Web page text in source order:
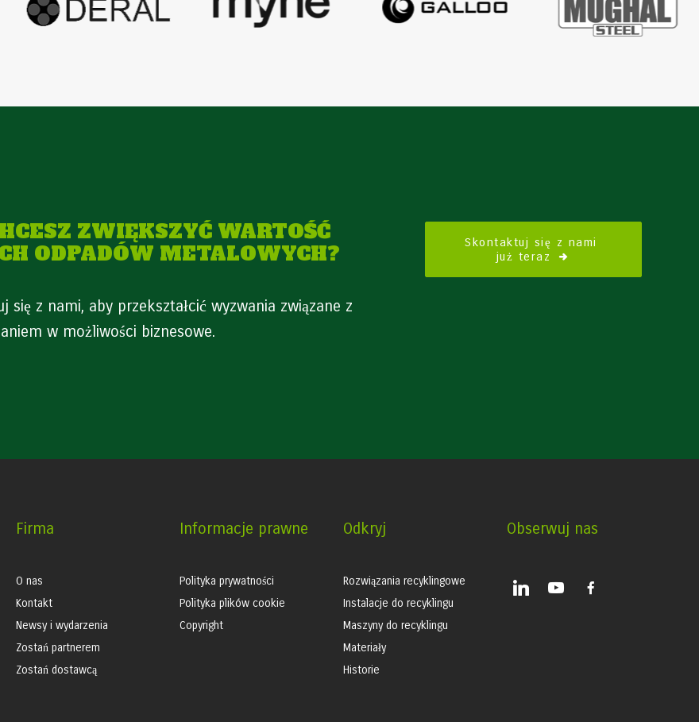
ZWIĘKSZYĆ WARTOŚĆ
ODPADÓW METALOWYCH?
się z nami, aby przekształcić wyzwania związane z
w możliwości biznesowe.
Skontaktuj się z nami
już teraz
Firma
O nas
Kontakt
Newsy i wydarzenia
Zostań partnerem
Zostań dostawcą
Informacje prawne
Polityka prywatności
Polityka plików cookie
Copyright
Odkryj
Rozwiązania recyklingowe
Instalacje do recyklingu
Maszyny do recyklingu
Materiały
Historie
Obserwuj nas
linkedin youtube
facebook-